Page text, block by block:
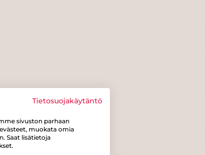
Tietosuojakäytäntö
sivuston parhaan
muokata omia
Saat lisätietoja